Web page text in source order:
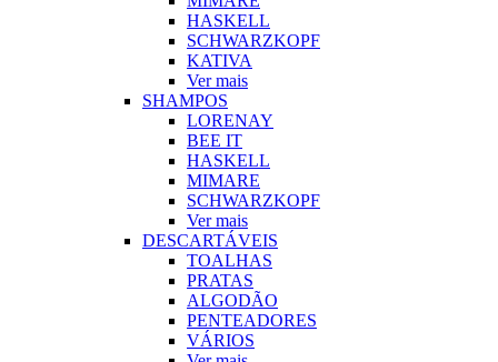
HASKELL
SCHWARZKOPF
KATIVA
Ver mais
SHAMPOS
LORENAY
BEE IT
HASKELL
MIMARE
SCHWARZKOPF
Ver mais
DESCARTÁVEIS
TOALHAS
PRATAS
ALGODÃO
PENTEADORES
VÁRIOS